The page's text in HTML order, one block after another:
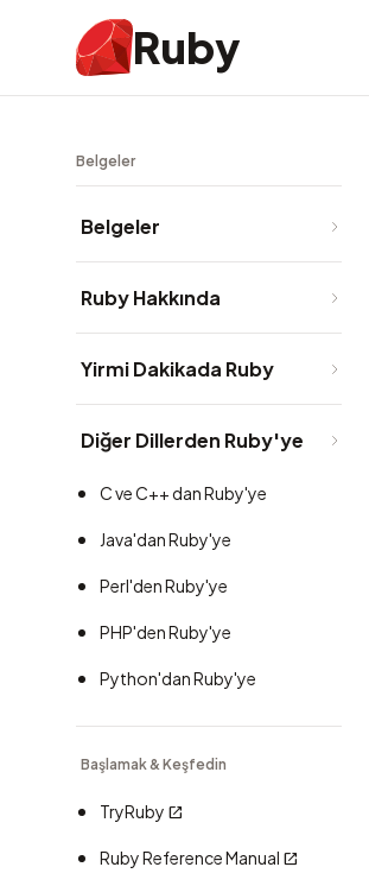
Ruby
Belgeler
Belgeler
Ruby Hakkında
Yirmi Dakikada Ruby
Diğer Dillerden Ruby'ye
C ve C++ dan Ruby'ye
Java'dan Ruby'ye
Perl'den Ruby'ye
PHP'den Ruby'ye
Python'dan Ruby'ye
Başlamak & Keşfedin
TryRuby
Ruby Reference Manual